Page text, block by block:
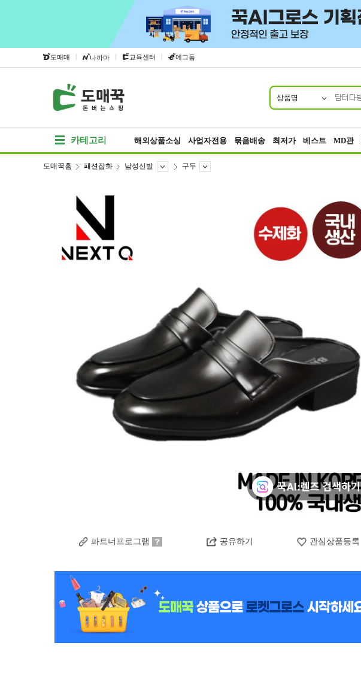
도매매 | 나까마 | 교육센터 | 에그돔
상품명
카테고리 해외상품소싱 사업자전용 묶음배송 최저가 베스트 MD관
도매꾹홈 패션잡화 남성신발 구두
파트너프로그램 공유하기 관심상품등록